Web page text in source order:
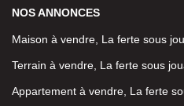
NOS ANNONCES
Maison à vendre, La ferte sous
Terrain à vendre, La ferte sous
Appartement à vendre, La ferte